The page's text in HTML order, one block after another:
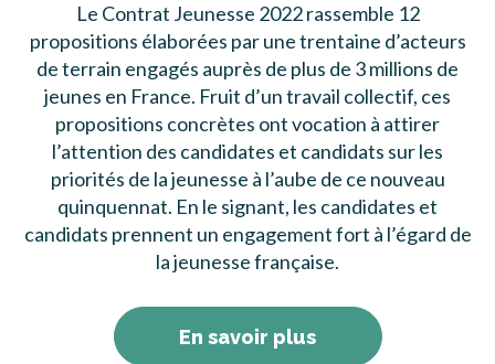
Le Contrat Jeunesse 2022 rassemble 12
propositions élaborées par une trentaine d’acteurs
de terrain engagés auprès de plus de 3 millions de
jeunes en France. Fruit d’un travail collectif, ces
propositions concrètes ont vocation à attirer
l’attention des candidates et candidats sur les
priorités de la jeunesse à l’aube de ce nouveau
quinquennat. En le signant, les candidates et
candidats prennent un engagement fort à l’égard de
la jeunesse française.
En savoir plus